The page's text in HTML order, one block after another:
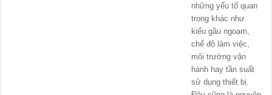
những yếu tố quan
trọng khác như
kiểu gầu ngoạm,
chế độ làm việc,
môi trường vận
hành hay tần suất
sử dụng thiết bị.